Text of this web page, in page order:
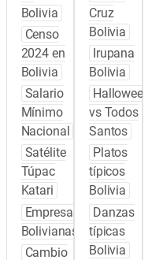
Bolivia
Censo
2024 en
Bolivia
Salario
Mínimo
Nacional
Satélite
Túpac
Katari
Empresas
Bolivianas
Cambio
Cruz
Bolivia
Irupana
Bolivia
Halloween
vs Todos
Santos
Platos
típicos
Bolivia
Danzas
típicas
Bolivia